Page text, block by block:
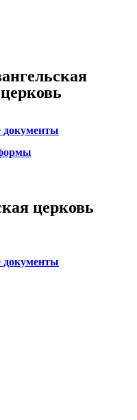
документы
церковь
документы